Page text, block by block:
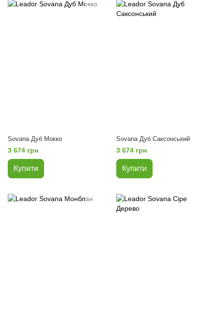
Sovana Дуб Мокко
3 674 грн
Купити
Sovana Дуб Саксонський
3 674 грн
Купити